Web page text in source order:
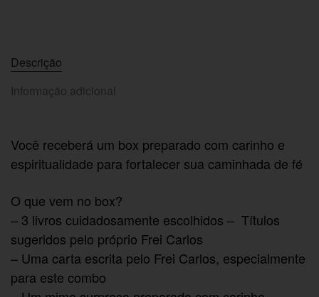
Descrição
Informação adicional
Você receberá um box preparado com carinho e
espiritualidade para fortalecer sua caminhada de fé
O que vem no box?
– 3 livros cuidadosamente escolhidos – Títulos
sugeridos pelo próprio Frei Carlos
– Uma carta escrita pelo Frei Carlos, especialmente
para este combo